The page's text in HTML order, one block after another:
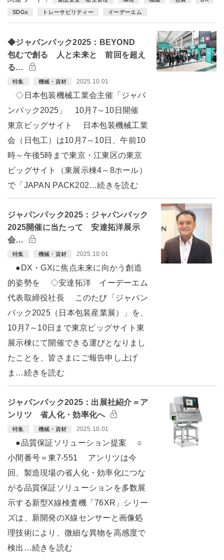
SDGs トレーサビリティー イーデーエム
◆ジャパンパック2025：BEYOND
包むで創る 人と未来と 前回を超え
る…
特集 機械・資材 2025.10.01
◇日本包装機械工業会主催「ジャパ
ンパック2025」 10月7～10日開催
東京ビッグサイト 日本包装機械工業
会（日包工）は10月7～10日、午前10
時～午後5時まで東京・江東区の東京
ビッグサイト（東展示棟4～8ホール）
で「JAPAN PACK202…続きを読む
ジャパンパック2025：ジャパンパック
2025開催に当たって 安達拓洋展示
会…
特集 機械・資材 2025.10.01
●DX・GXに焦点未来に向かう創造
的姿勢を ◇安達拓洋 イーデーエム
代表取締役社長 このたび「ジャパン
パック2025（日本包装産業展）」を、
10月7～10日まで東京ビッグサイト東
展示棟にて開催できる運びとなりまし
たことを、皆さまにご報告申し上げ
ま…続きを読む
ジャパンパック2025：出展社紹介＝ア
ンリツ 省人化・効率化へ
特集 機械・資材 2025.10.01
●品質保証ソリューション提案 ○
小間番号＝東7-551 アンリツは今
回、製造現場の省人化・効率化につな
がる品質保証ソリューションを多数展
示する新型X線検査機「76XR」シリー
ズは、新開発のX線センサーと画像処
理技術により、微細な異物を高感度で
検出…続きを読む